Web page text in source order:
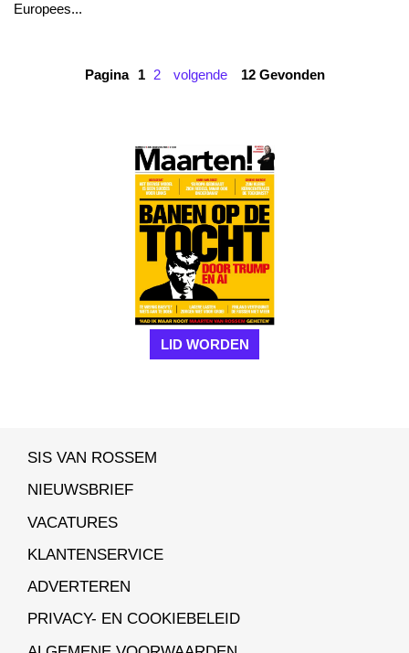
Europees...
Pagina 1 2 volgende 12 Gevonden
LID WORDEN
SIS VAN ROSSEM
NIEUWSBRIEF
VACATURES
KLANTENSERVICE
ADVERTEREN
PRIVACY- EN COOKIEBELEID